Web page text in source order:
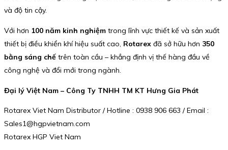
và độ tin cậy.
Với hơn 100 năm kinh nghiệm trong lĩnh vực thiết kế và sản xuất
thiết bị điều khiển khí hiệu suất cao, Rotarex đã sở hữu hơn 350
bằng sáng chế trên toàn cầu – khẳng định vị thế hàng đầu về
công nghệ và đổi mới trong ngành.
Đại lý Việt Nam – Công Ty TNHH TM KT Hưng Gia Phát
Rotarex Viet Nam Distributor / Hotline : 0938 906 663 / Email :
Sales1@hgpvietnam.com
Rotarex HGP Viet Nam